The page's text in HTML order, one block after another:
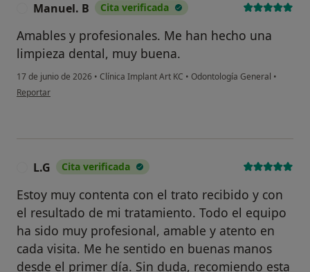
Manuel. B Cita verificada
Amables y profesionales. Me han hecho una
limpieza dental, muy buena.
17 de junio de 2026 • Clínica Implant Art KC • Odontología General •
en opinión del usuario Manuel. B
Reportar
L.G Cita verificada
Estoy muy contenta con el trato recibido y con
el resultado de mi tratamiento. Todo el equipo
ha sido muy profesional, amable y atento en
cada visita. Me he sentido en buenas manos
desde el primer día. Sin duda, recomiendo esta